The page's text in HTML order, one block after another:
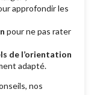
approfondir les
pour ne pas rater
de l’orientation
adapté.
nos